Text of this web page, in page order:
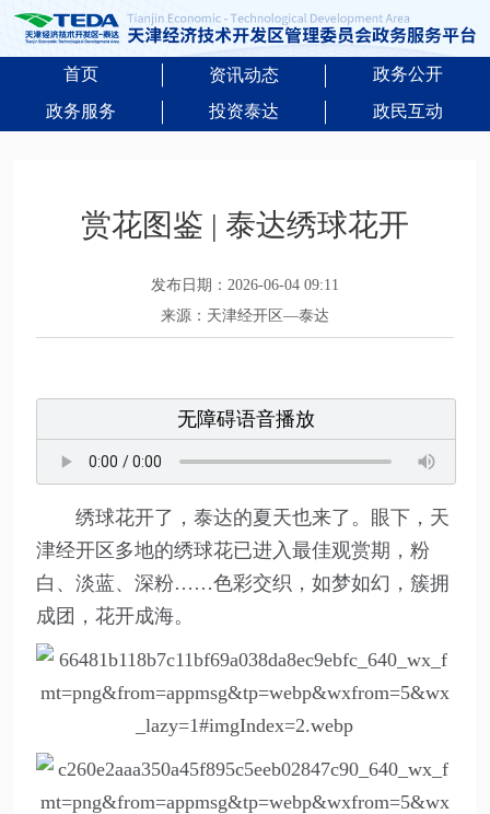
首页 资讯动态
政务公开
政务服务
投资泰达 政民互动
赏花图鉴 | 泰达绣球花开
发布日期：2026-06-04 09:11
来源：天津经开区—泰达
无障碍语音播放
绣球花开了，泰达的夏天也来了。眼下，天
津经开区多地的绣球花已进入最佳观赏期，粉
白、淡蓝、深粉……色彩交织，如梦如幻，簇拥
成团，花开成海。